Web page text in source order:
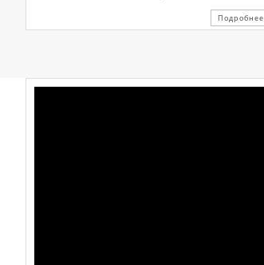
Подробнее